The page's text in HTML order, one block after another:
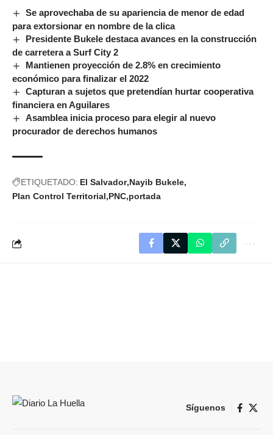
Se aprovechaba de su apariencia de menor de edad
para extorsionar en nombre de la clica
Presidente Bukele destaca avances en la construcción
de carretera a Surf City 2
Mantienen proyección de 2.8% en crecimiento
económico para finalizar el 2022
Capturan a sujetos que pretendían hurtar cooperativa
financiera en Aguilares
Asamblea inicia proceso para elegir al nuevo
procurador de derechos humanos
ETIQUETADO: El Salvador Nayib Bukele
Plan Control Territorial PNC portada
Síguenos